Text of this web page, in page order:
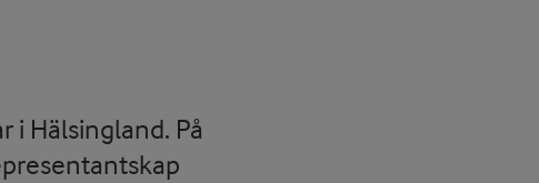
i Hälsingland. På